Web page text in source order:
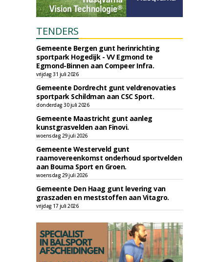
TENDERS
Gemeente Bergen gunt herinrichting
sportpark Hogedijk - VV Egmond te
Egmond-Binnen aan Compeer Infra.
vrijdag 31 juli 2026
Gemeente Dordrecht gunt veldrenovaties
sportpark Schildman aan CSC Sport.
donderdag 30 juli 2026
Gemeente Maastricht gunt aanleg
kunstgrasvelden aan Finovi.
woensdag 29 juli 2026
Gemeente Westerveld gunt
raamovereenkomst onderhoud sportvelden
aan Bouma Sport en Groen.
woensdag 29 juli 2026
Gemeente Den Haag gunt levering van
graszaden en meststoffen aan Vitagro.
vrijdag 17 juli 2026